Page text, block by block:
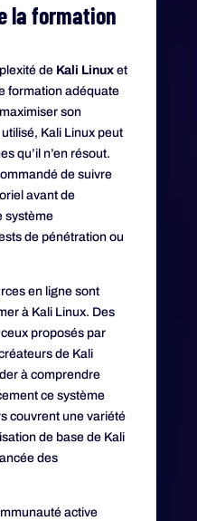
la formation
de Kali Linuxet
formation adéquate
son
Kali Linux peut
qu’il n’en résout.
de suivre
avant de
système
de pénétration ou
en ligne sont
à Kali Linux. Des
proposés par
de Kali
à comprendre
ce système
couvrent une variété
de base de Kali
des
active